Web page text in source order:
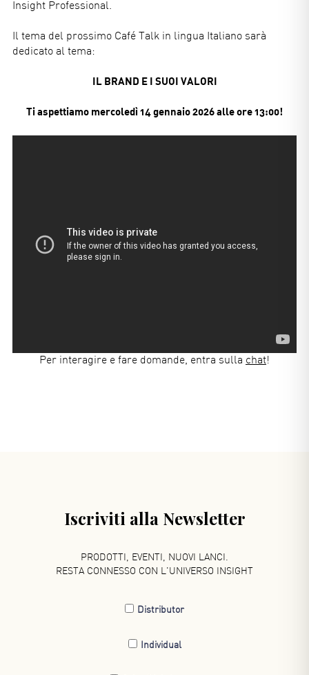
Insight Professional.
Il tema del prossimo Café Talk in lingua Italiano sarà
dedicato al tema:
IL BRAND E I SUOI VALORI
Ti aspettiamo mercoledì 14 gennaio 2026 alle ore 13:00!
Per interagire e fare domande, entra sulla chat!
Iscriviti alla Newsletter
PRODOTTI, EVENTI, NUOVI LANCI.
RESTA CONNESSO CON L'UNIVERSO INSIGHT
Distributor
Individual